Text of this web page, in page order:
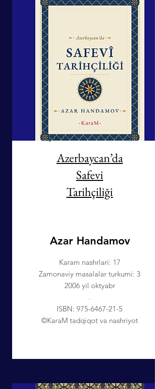
Azerbaycan’da
Safevi
Tarihçiliği
Azar Handamov
Karam nashrlari: 17
Zamonaviy masalalar turkumi: 3
2006 yil oktyabr
.
ISBN: 975-6467-21-5
©KaraM tadqiqot va nashriyot